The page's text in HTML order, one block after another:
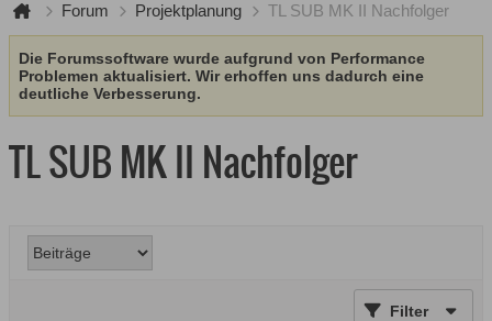
Forum Projektplanung TL SUB MK II Nachfolger
Die Forumssoftware wurde aufgrund von Performance
Problemen aktualisiert. Wir erhoffen uns dadurch eine
deutliche Verbesserung.
TL SUB MK II Nachfolger
Filter